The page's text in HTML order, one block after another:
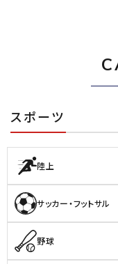
スポーツ
陸上
サッカー・フットサル
野球